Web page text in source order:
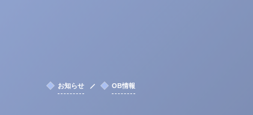
お知らせ OB情報